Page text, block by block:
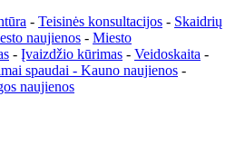
- Teisinės konsultacijos - Skaidrių
naujienos - Miesto
- Įvaizdžio kūrimas - Veidoskaita -
spaudai - Kauno naujienos -
naujienos